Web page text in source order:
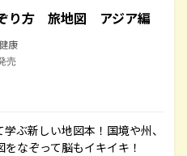
り方 旅地図 アジア編
康
売
ぶ新しい地図本！国境や州、
なぞって脳もイキイキ！